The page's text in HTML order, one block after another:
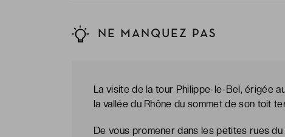
NE MANQUEZ PAS
La visite de la tour Philippe-le-Bel, érigée
la vallée du Rhône du sommet de son toit
De vous promener dans les petites rues